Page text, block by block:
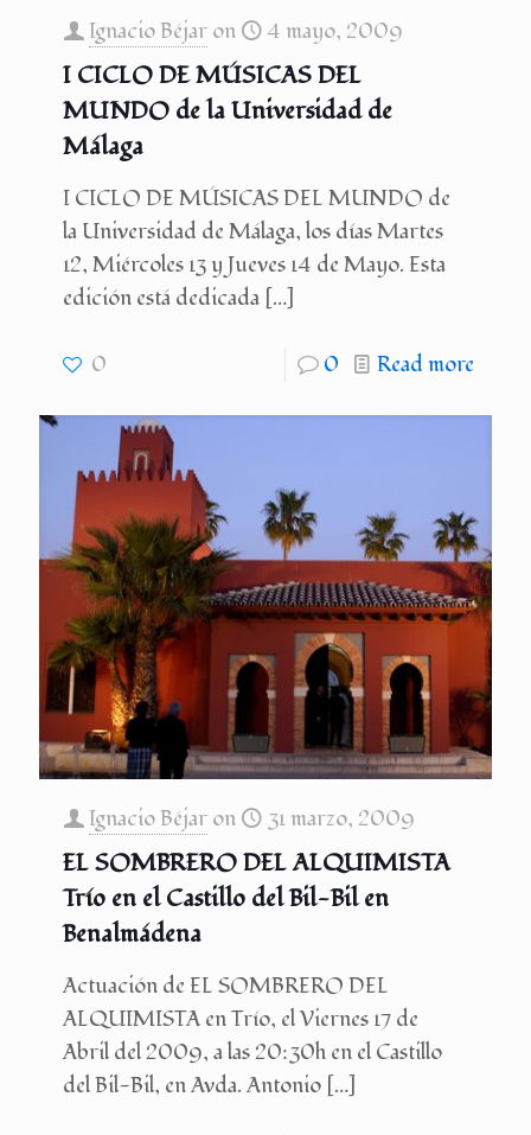
Ignacio Béjar on 4 mayo, 2009
I CICLO DE MÚSICAS DEL
MUNDO de la Universidad de
Málaga
I CICLO DE MÚSICAS DEL MUNDO de
la Universidad de Málaga, los dí­as Martes
12, Miércoles 13 y Jueves 14 de Mayo. Esta
edición está dedicada […]
0 0 Read more
Ignacio Béjar on 31 marzo, 2009
EL SOMBRERO DEL ALQUIMISTA
Trí­o en el Castillo del Bil-Bil en
Benalmádena
Actuación de EL SOMBRERO DEL
ALQUIMISTA en Trí­o, el Viernes 17 de
Abril del 2009, a las 20:30h en el Castillo
del Bil-Bil, en Avda. Antonio […]